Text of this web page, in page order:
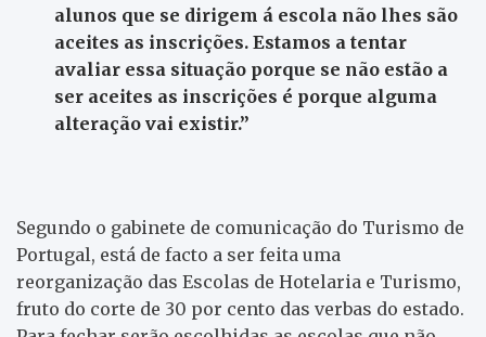
alunos que se dirigem á escola não lhes são
aceites as inscrições. Estamos a tentar
avaliar essa situação porque se não estão a
ser aceites as inscrições é porque alguma
alteração vai existir.”
Segundo o gabinete de comunicação do Turismo de
Portugal, está de facto a ser feita uma
reorganização das Escolas de Hotelaria e Turismo,
fruto do corte de 30 por cento das verbas do estado.